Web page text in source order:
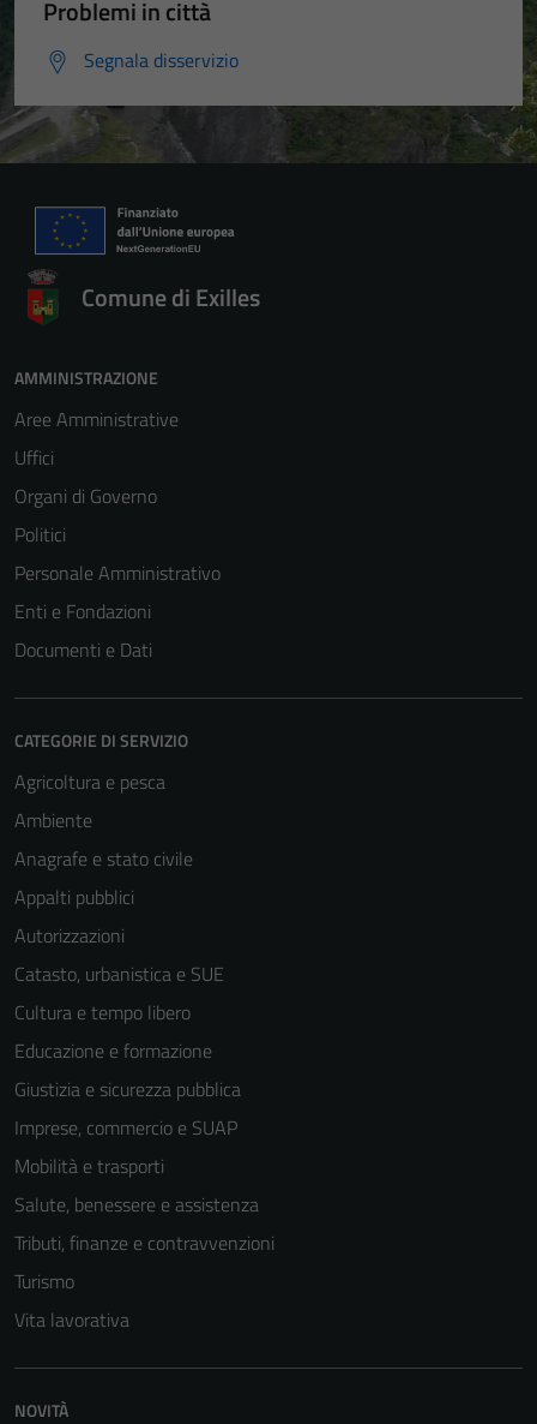
Problemi in città
Segnala disservizio
Comune di Exilles
AMMINISTRAZIONE
Aree Amministrative
Uffici
Organi di Governo
Politici
Personale Amministrativo
Enti e Fondazioni
Documenti e Dati
CATEGORIE DI SERVIZIO
Agricoltura e pesca
Ambiente
Anagrafe e stato civile
Appalti pubblici
Autorizzazioni
Catasto, urbanistica e SUE
Cultura e tempo libero
Educazione e formazione
Giustizia e sicurezza pubblica
Imprese, commercio e SUAP
Mobilità e trasporti
Salute, benessere e assistenza
Tributi, finanze e contravvenzioni
Turismo
Vita lavorativa
NOVITÀ
disabilitati.